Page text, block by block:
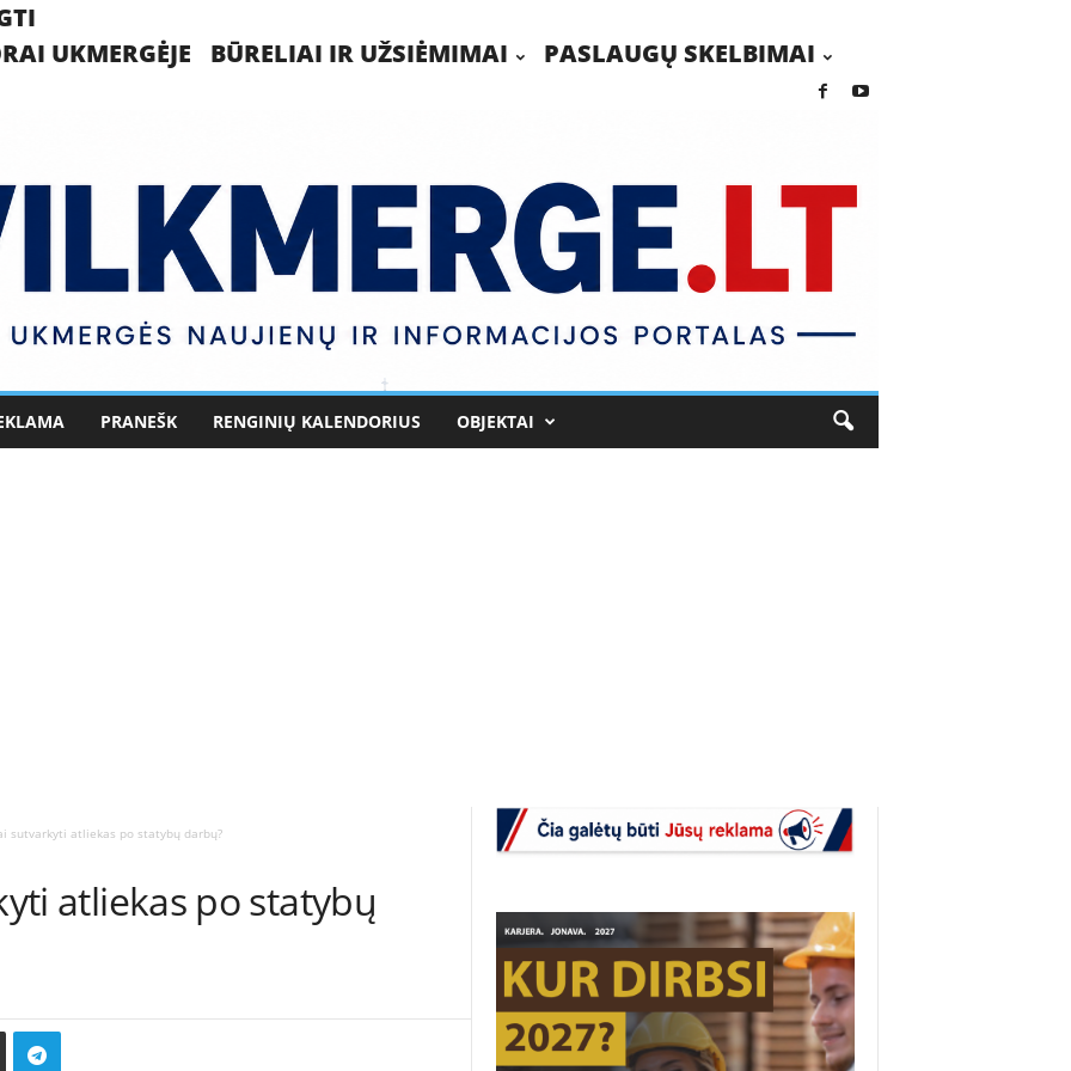
UKMERGĖJE BŪRELIAI IR UŽSIĖMIMAI PASLAUGŲ SKELBIMAI
PRANEŠK RENGINIŲ KALENDORIUS OBJEKTAI
sutvarkyti atliekas po statybų darbų?
atliekas po statybų